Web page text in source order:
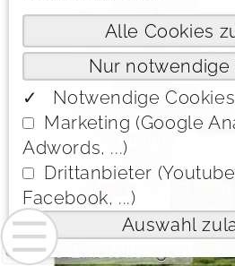
✓ Notwendige Cookies
Marketing (Google
Adwords, ...)
Drittanbieter
Facebook, ...)
Cookie Einstellungen